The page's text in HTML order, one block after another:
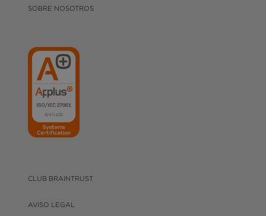
SOBRE NOSOTROS
CLUB BRAINTRUST
AVISO LEGAL